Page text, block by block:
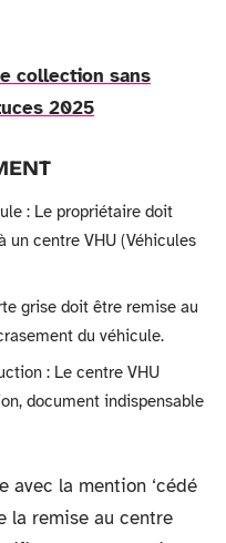
collection sans
2025
: Le propriétaire doit
un centre VHU (Véhicules
grise doit être remise au
du véhicule.
: Le centre VHU
document indispensable
avec la mention ‘cédé
la remise au centre